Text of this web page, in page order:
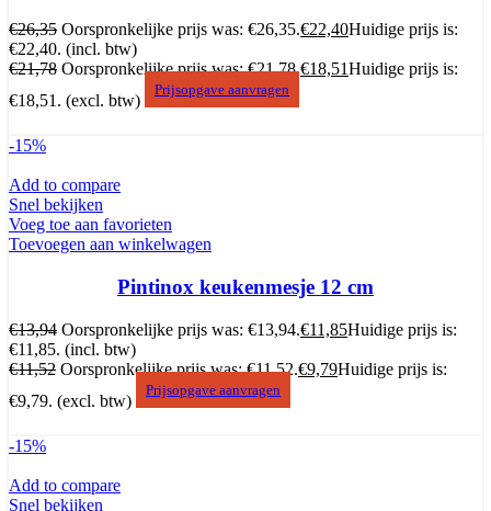
€26,35 Oorspronkelijke prijs was: €26,35.€22,40Huidige prijs is:
€22,40. (incl. btw)
€21,78 Oorspronkelijke prijs was: €21,78.€18,51Huidige prijs is:
€18,51. (excl. btw)
Prijsopgave aanvragen
-15%
Add to compare
Snel bekijken
Voeg toe aan favorieten
Toevoegen aan winkelwagen
Pintinox keukenmesje 12 cm
€13,94 Oorspronkelijke prijs was: €13,94.€11,85Huidige prijs is:
€11,85. (incl. btw)
€11,52 Oorspronkelijke prijs was: €11,52.€9,79Huidige prijs is:
€9,79. (excl. btw)
Prijsopgave aanvragen
-15%
Add to compare
Snel bekijken